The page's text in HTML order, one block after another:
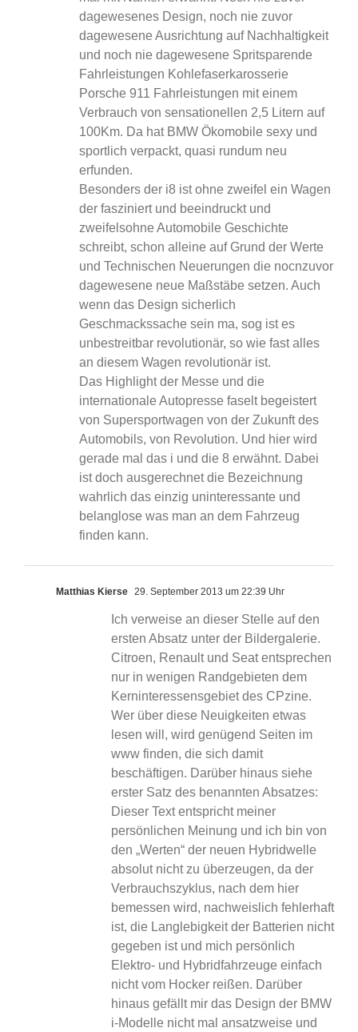
dagewesenes Design, noch nie zuvor
dagewesene Ausrichtung auf Nachhaltigkeit
und noch nie dagewesene Spritsparende
Fahrleistungen Kohlefaserkarosserie
Porsche 911 Fahrleistungen mit einem
Verbrauch von sensationellen 2,5 Litern auf
100Km. Da hat BMW Ökomobile sexy und
sportlich verpackt, quasi rundum neu
erfunden.
Besonders der i8 ist ohne zweifel ein Wagen
der fasziniert und beeindruckt und
zweifelsohne Automobile Geschichte
schreibt, schon alleine auf Grund der Werte
und Technischen Neuerungen die nocnzuvor
dagewesene neue Maßstäbe setzen. Auch
wenn das Design sicherlich
Geschmackssache sein ma, sog ist es
unbestreitbar revolutionär, so wie fast alles
an diesem Wagen revolutionär ist.
Das Highlight der Messe und die
internationale Autopresse faselt begeistert
von Supersportwagen von der Zukunft des
Automobils, von Revolution. Und hier wird
gerade mal das i und die 8 erwähnt. Dabei
ist doch ausgerechnet die Bezeichnung
wahrlich das einzig uninteressante und
belanglose was man an dem Fahrzeug
finden kann.
Matthias Kierse 29. September 2013 um 22:39 Uhr
Ich verweise an dieser Stelle auf den
ersten Absatz unter der Bildergalerie.
Citroen, Renault und Seat entsprechen
nur in wenigen Randgebieten dem
Kerninteressensgebiet des CPzine.
Wer über diese Neuigkeiten etwas
lesen will, wird genügend Seiten im
www finden, die sich damit
beschäftigen. Darüber hinaus siehe
erster Satz des benannten Absatzes:
Dieser Text entspricht meiner
persönlichen Meinung und ich bin von
den „Werten“ der neuen Hybridwelle
absolut nicht zu überzeugen, da der
Verbrauchszyklus, nach dem hier
bemessen wird, nachweislich fehlerhaft
ist, die Langlebigkeit der Batterien nicht
gegeben ist und mich persönlich
Elektro- und Hybridfahrzeuge einfach
nicht vom Hocker reißen. Darüber
hinaus gefällt mir das Design der BMW
i-Modelle nicht mal ansatzweise und